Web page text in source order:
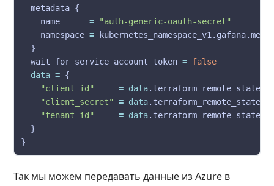
    name
=
"auth-generic-oauth-secret"
    namespace
=
  wait_for_service_account_token
= false
data =
"client_id"
= data
"client_secret"
= data
"tenant_id"
= data
Так мы можем передавать данные из Azure в